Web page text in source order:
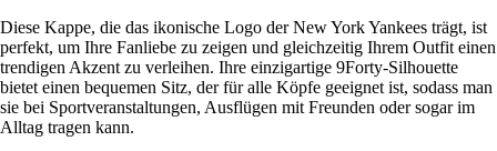
Diese Kappe, die das ikonische Logo der New York Yankees trägt, ist
perfekt, um Ihre Fanliebe zu zeigen und gleichzeitig Ihrem Outfit einen
trendigen Akzent zu verleihen. Ihre einzigartige 9Forty-Silhouette
bietet einen bequemen Sitz, der für alle Köpfe geeignet ist, sodass man
sie bei Sportveranstaltungen, Ausflügen mit Freunden oder sogar im
Alltag tragen kann.